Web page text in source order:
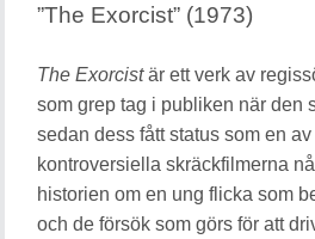
”The Exorcist” (1973)
The Exorcistär ett verk av
som grep tag i publiken när den
sedan dess fått status som en
kontroversiella skräckfilmerna
historien om en ung flicka som
och de försök som görs för att